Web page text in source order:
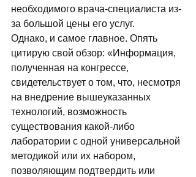
необходимого врача-специалиста из-
за большой цены его услуг.
Однако, и самое главное. Опять
цитирую свой обзор: «Информация,
полученная на конгрессе,
свидетельствует о том, что, несмотря
на внедрение вышеуказанных
технологий, возможность
существования какой-либо
лаборатории с одной универсальной
методикой или их набором,
позволяющим подтвердить или